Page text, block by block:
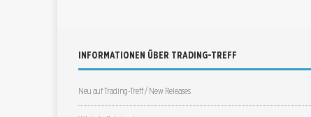
INFORMATIONEN ÜBER TRADING-TREFF
Neu auf Trading-Treff / New Releases